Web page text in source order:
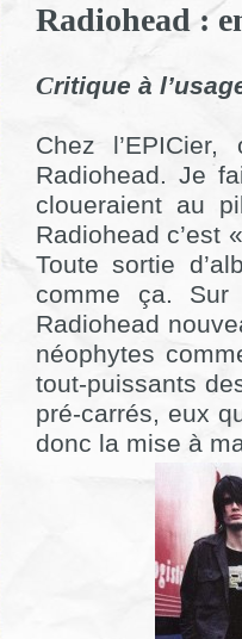
Radiohead :
Critique à
Chez
Radiohead. Je
cloueraient au
Radiohead c’est
Toute sortie
comme ça. Sur
Radiohead
néophytes
tout-puissants
pré-carrés, eux
donc la mise à